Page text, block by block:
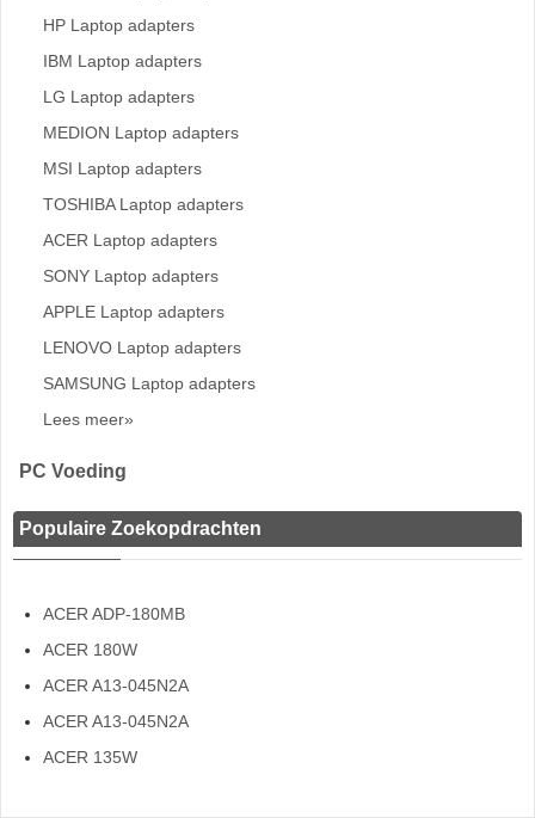
HP Laptop adapters
IBM Laptop adapters
LG Laptop adapters
MEDION Laptop adapters
MSI Laptop adapters
TOSHIBA Laptop adapters
ACER Laptop adapters
SONY Laptop adapters
APPLE Laptop adapters
LENOVO Laptop adapters
SAMSUNG Laptop adapters
Lees meer»
PC Voeding
Populaire Zoekopdrachten
ACER ADP-180MB
ACER 180W
ACER A13-045N2A
ACER A13-045N2A
ACER 135W